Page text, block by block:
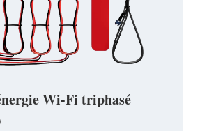
Wi-Fi triphasé